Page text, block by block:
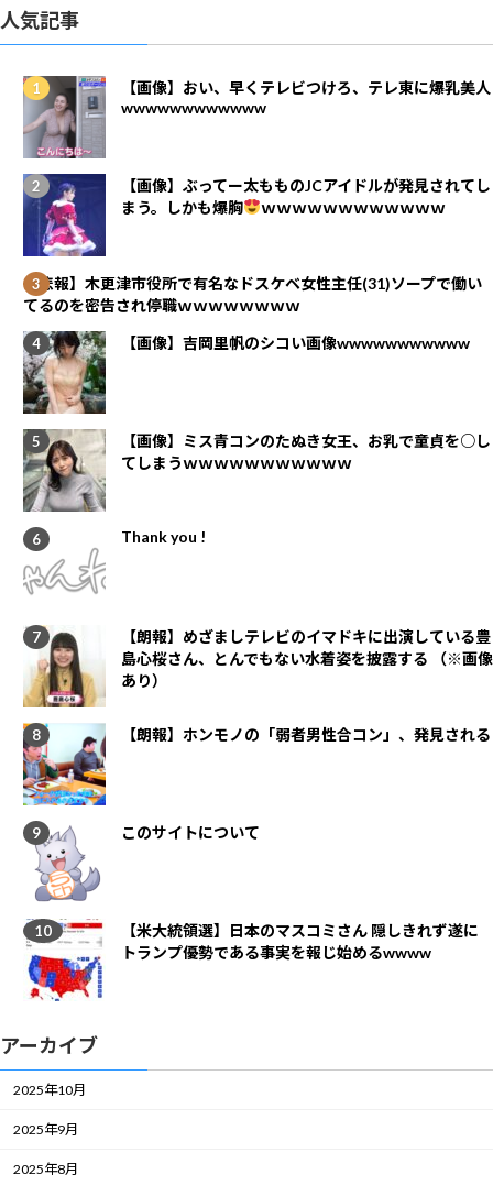
人気記事
【画像】おい、早くテレビつけろ、テレ東に爆乳美人
wwwwwwwwwwww
【画像】ぶってー太もものJCアイドルが発見されてし
まう。しかも爆胸
ｗｗｗｗｗｗｗｗｗｗｗｗ
【悲報】木更津市役所で有名なドスケベ女性主任(31)ソープで働い
てるのを密告され停職ｗｗｗｗｗｗｗｗ
【画像】吉岡里帆のシコい画像wwwwwwwwwww
【画像】ミス青コンのたぬき女王、お乳で童貞を○し
てしまうｗｗｗｗｗｗｗｗｗｗｗ
Thank you !
【朗報】めざましテレビのイマドキに出演している豊
島心桜さん、とんでもない水着姿を披露する （※画像
あり）
【朗報】ホンモノの「弱者男性合コン」、発見される
このサイトについて
【米大統領選】日本のマスコミさん 隠しきれず遂に
トランプ優勢である事実を報じ始めるwwww
アーカイブ
2025年10月
2025年9月
2025年8月